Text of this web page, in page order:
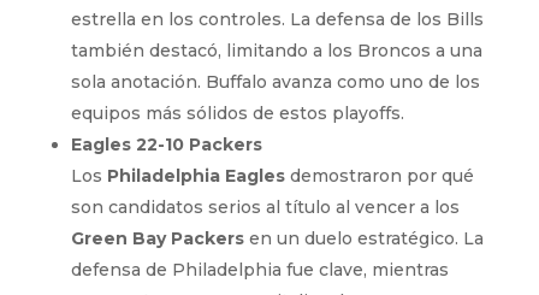
estrella en los controles. La defensa de los Bills
también destacó, limitando a los Broncos a una
sola anotación. Buffalo avanza como uno de los
equipos más sólidos de estos playoffs.
Eagles 22-10 Packers
Los Philadelphia Eaglesdemostraron por qué
son candidatos serios al título al vencer a los
Green Bay Packersen un duelo estratégico. La
defensa de Philadelphia fue clave, mientras